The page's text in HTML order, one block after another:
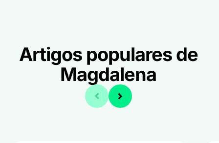
Artigos populares de
Magdalena